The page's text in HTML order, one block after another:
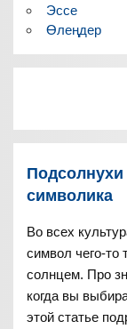
Эссе
Өлеңдер
Подсолнухи
символика
Во всех
символ чего-то
солнцем. Про
когда вы
этой статье